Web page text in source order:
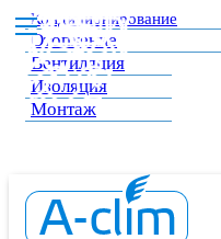
Кондиционирование
Отопление
Вентиляция
Изоляция
Монтаж